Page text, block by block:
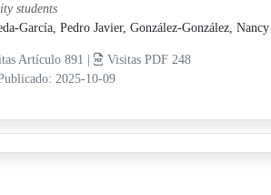
students
García, Pedro Javier, González-González,
Artículo 891 |
Visitas PDF 248
2025-10-09